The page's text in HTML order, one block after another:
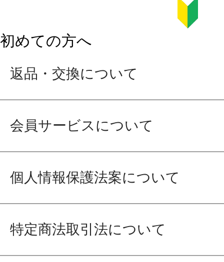
初めての方へ
返品・交換について
会員サービスについて
個人情報保護法案について
特定商法取引法について